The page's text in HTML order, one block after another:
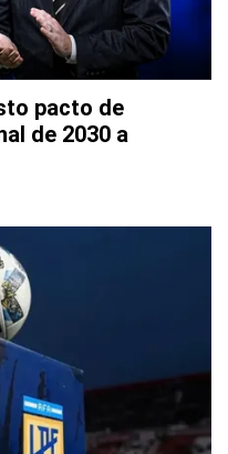
pacto de
de 2030 a